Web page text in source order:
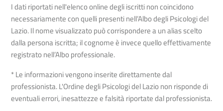
I dati riportati nell'elenco online degli iscritti non coincidono
necessariamente con quelli presenti nell’Albo degli Psicologi del
Lazio. Il nome visualizzato può corrispondere a un alias scelto
dalla persona iscritta; il cognome è invece quello effettivamente
registrato nell’Albo professionale.
* Le informazioni vengono inserite direttamente dal
professionista. L'Ordine degli Psicologi del Lazio non risponde di
eventuali errori, inesattezze e falsità riportate dal professionista.